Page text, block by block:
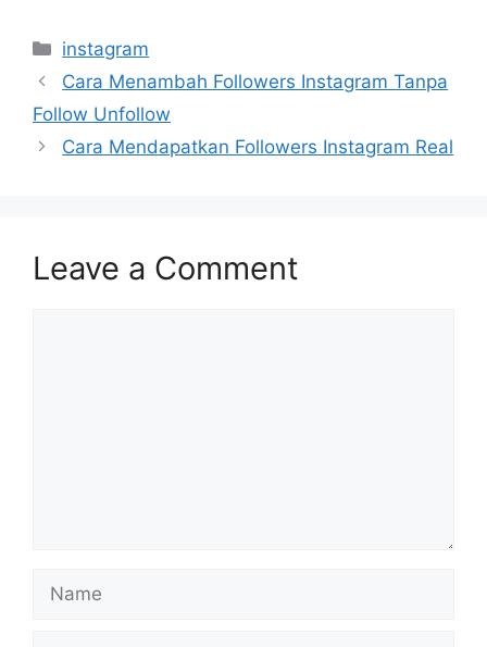
Categories
instagram
Cara Menambah Followers Instagram Tanpa
Follow Unfollow
Cara Mendapatkan Followers Instagram Real
Leave a Comment